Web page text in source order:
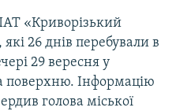
«Криворізький
26 днів перебували в
29 вересня у
поверхню. Інформацію
голова міської